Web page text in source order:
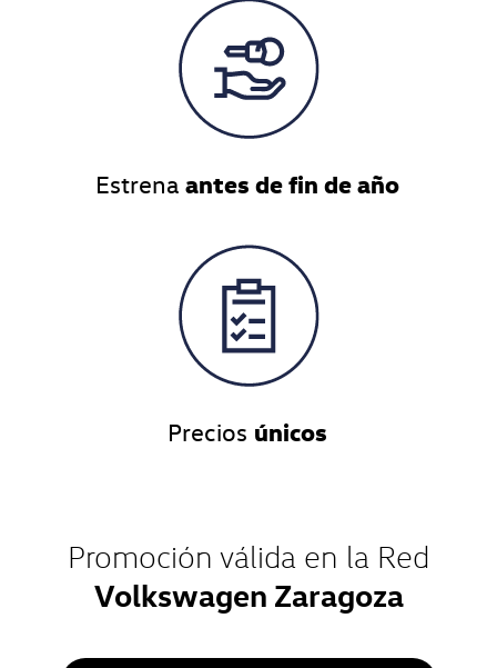
Estrenaantesde fin de año
Precios únicos
Promoción válida en la Red
Volkswagen Zaragoza